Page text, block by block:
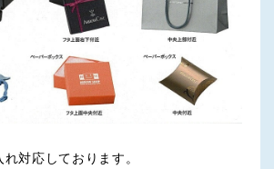
対応しております。